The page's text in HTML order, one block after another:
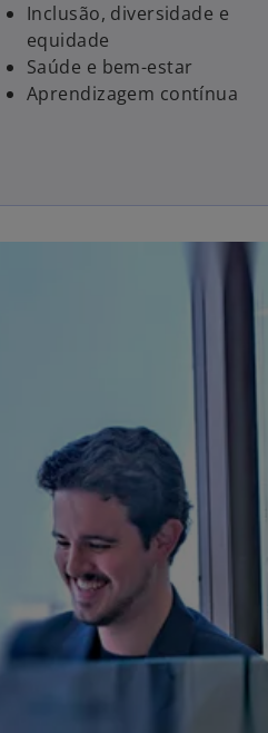
Inclusão, diversidade e
equidade
Saúde e bem-estar
Aprendizagem contínua